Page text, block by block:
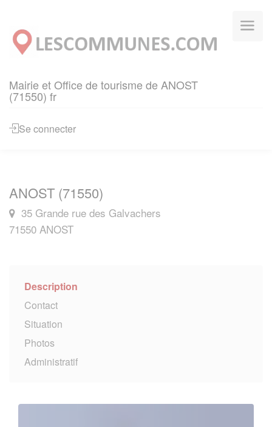
Mairie et Office de tourisme de ANOST
(71550) fr
Se connecter
ANOST (71550)
35 Grande rue des Galvachers
71550 ANOST
Description
Contact
Situation
Photos
Administratif